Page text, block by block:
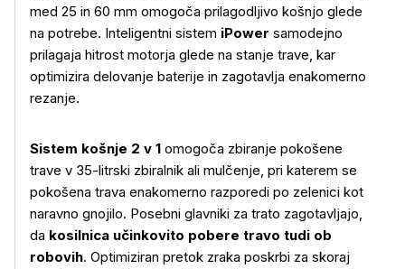
med 25 in 60 mm omogoča prilagodljivo košnjo glede
na potrebe. Inteligentni sistem iPower samodejno
prilagaja hitrost motorja glede na stanje trave, kar
optimizira delovanje baterije in zagotavlja enakomerno
rezanje.
Sistem košnje 2 v 1 omogoča zbiranje pokošene
trave v 35-litrski zbiralnik ali mulčenje, pri katerem se
pokošena trava enakomerno razporedi po zelenici kot
naravno gnojilo. Posebni glavniki za trato zagotavljajo,
da kosilnica učinkovito pobere travo tudi ob
robovih. Optimiziran pretok zraka poskrbi za skoraj